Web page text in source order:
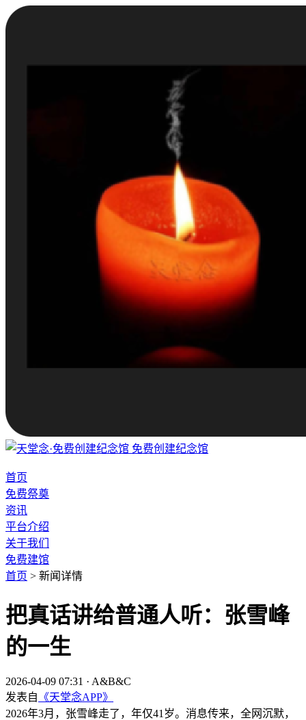
免费创建纪念馆
首页
免费祭奠
资讯
平台介绍
关于我们
免费建馆
首页 > 新闻详情
把真话讲给普通人听：张雪峰
的一生
2026-04-09 07:31 · A&B&C
发表自 《天堂念APP》
2026年3月，张雪峰走了，年仅41岁。消息传来，全网沉默，